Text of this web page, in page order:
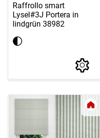
Raffrollo smart
Lysel#3J Portera in
lindgrün 38982